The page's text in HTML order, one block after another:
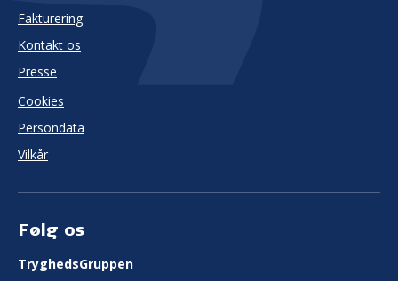
Fakturering
Kontakt os
Presse
Cookies
Persondata
Vilkår
Følg os
TryghedsGruppen